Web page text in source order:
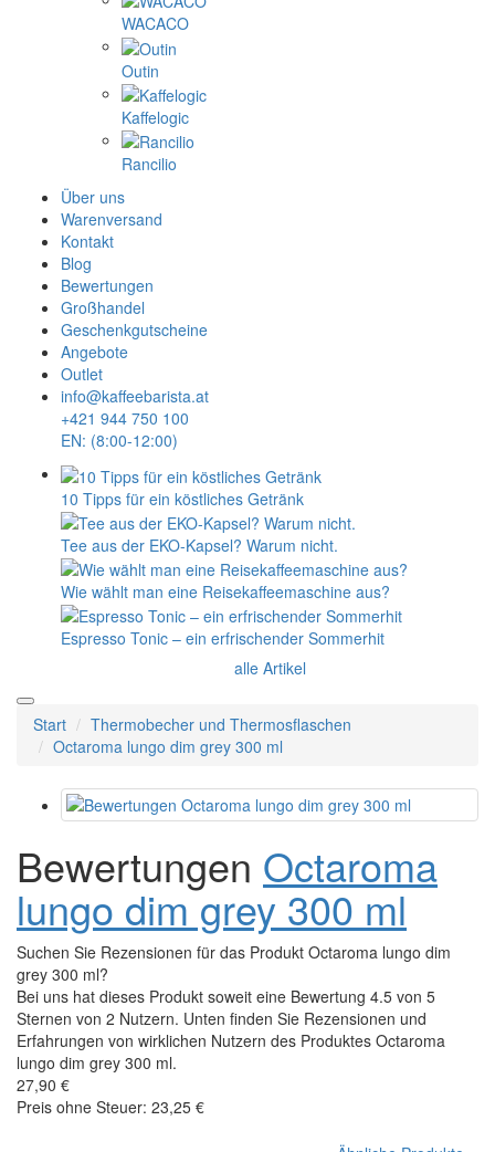
WACACO
Outin
Kaffelogic
Rancilio
Über uns
Warenversand
Kontakt
Blog
Bewertungen
Großhandel
Geschenkgutscheine
Angebote
Outlet
info@kaffeebarista.at
+421 944 750 100
EN: (8:00-12:00)
10 Tipps für ein köstliches Getränk
Tee aus der EKO-Kapsel? Warum nicht.
Wie wählt man eine Reisekaffeemaschine aus?
Espresso Tonic – ein erfrischender Sommerhit
alle Artikel
Start
Thermobecher und Thermosflaschen
Octaroma lungo dim grey 300 ml
Bewertungen Octaroma
lungo dim grey 300 ml
Suchen Sie Rezensionen für das Produkt Octaroma lungo dim
grey 300 ml?
Bei uns hat dieses Produkt soweit eine Bewertung 4.5 von 5
Sternen von 2 Nutzern. Unten finden Sie Rezensionen und
Erfahrungen von wirklichen Nutzern des Produktes Octaroma
lungo dim grey 300 ml.
27,90 €
Preis ohne Steuer: 23,25 €